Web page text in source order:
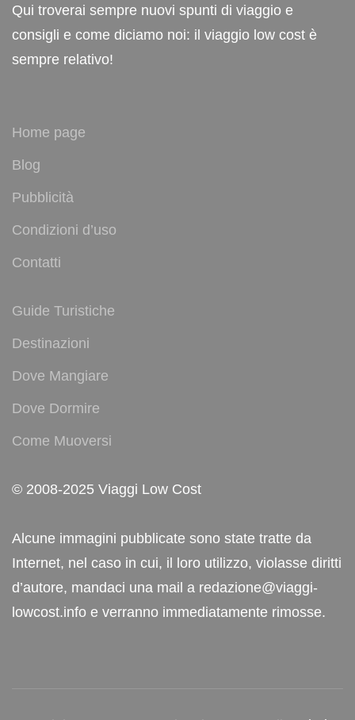
Qui troverai sempre nuovi spunti di viaggio e
consigli e come diciamo noi: il viaggio low cost è
sempre relativo!
Home page
Blog
Pubblicità
Condizioni d’uso
Contatti
Guide Turistiche
Destinazioni
Dove Mangiare
Dove Dormire
Come Muoversi
© 2008-2025 Viaggi Low Cost
Alcune immagini pubblicate sono state tratte da
Internet, nel caso in cui, il loro utilizzo, violasse diritti
d’autore, mandaci una mail a redazione@viaggi-
lowcost.info e verranno immediatamente rimosse.